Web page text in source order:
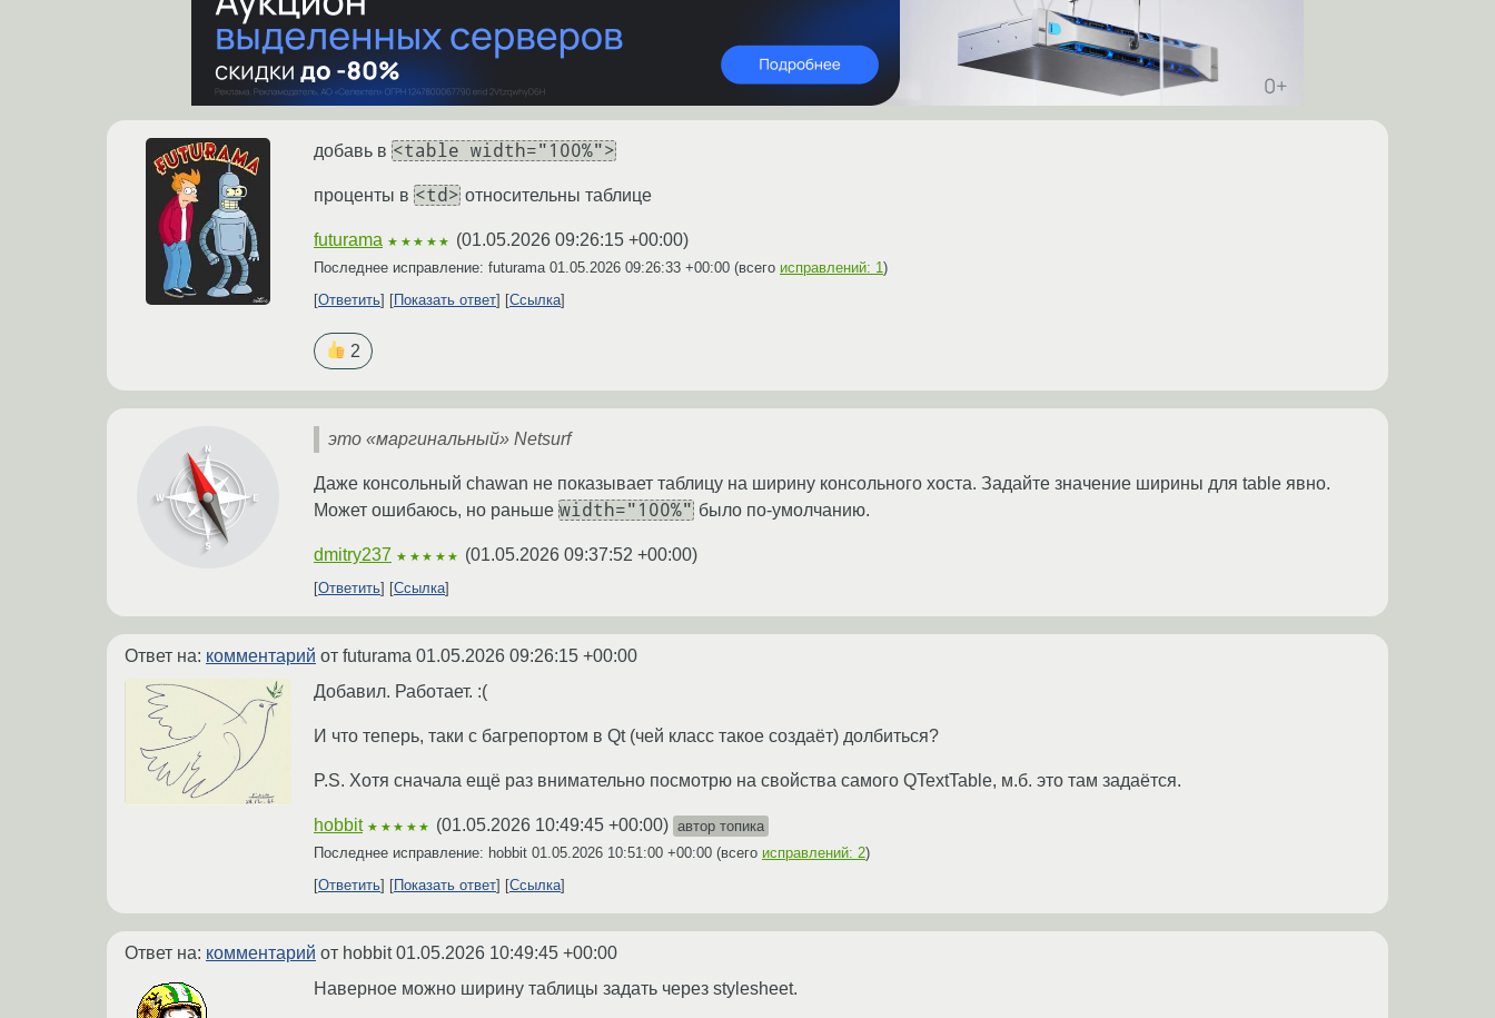
добавь в <table width="100%">
проценты в <td> относительны таблице
futurama ★★★★★ (01.05.2026 09:26:15 +00:00)
Последнее исправление: futurama 01.05.2026 09:26:33 +00:00 (всего исправлений: 1)
Ответить
Показать ответ Ссылка
2
это «маргинальный» Netsurf
Даже консольный chawan не показывает таблицу на ширину консольного хоста. Задайте значение ширины для table явно.
Может ошибаюсь, но раньше width="100%" было по-умолчанию.
dmitry237 ★★★★★ (01.05.2026 09:37:52 +00:00)
Ответить Ссылка
Ответ на: комментарий от futurama 01.05.2026 09:26:15 +00:00
Добавил. Работает. :(
И что теперь, таки с багрепортом в Qt (чей класс такое создаёт) долбиться?
P.S. Хотя сначала ещё раз внимательно посмотрю на свойства самого QTextTable, м.б. это там задаётся.
hobbit ★★★★★ (01.05.2026 10:49:45 +00:00) автор топика
Последнее исправление: hobbit 01.05.2026 10:51:00 +00:00 (всего исправлений: 2)
Ответить
Показать ответ Ссылка
Ответ на: комментарий от hobbit01.05.2026 10:49:45 +00:00
Наверное можно ширину таблицы задать через stylesheet.